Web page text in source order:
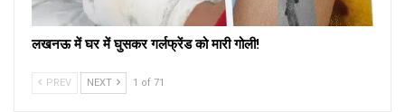
लखनऊ में घर में घुसकर गर्लफ्रेंड को मारी गोली!
PREV NEXT 1 of 71